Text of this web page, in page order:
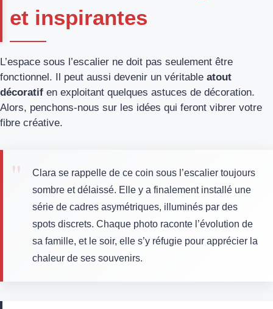
et inspirantes
L’espace sous l’escalier ne doit pas seulement être
fonctionnel. Il peut aussi devenir un véritable atout
décoratif en exploitant quelques astuces de décoration.
Alors, penchons-nous sur les idées qui feront vibrer votre
fibre créative.
Clara se rappelle de ce coin sous l’escalier toujours
sombre et délaissé. Elle y a finalement installé une
série de cadres asymétriques, illuminés par des
spots discrets. Chaque photo raconte l’évolution de
sa famille, et le soir, elle s’y réfugie pour apprécier la
chaleur de ses souvenirs.